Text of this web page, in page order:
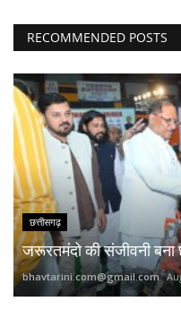
RECOMMENDED POSTS
छत्तीसगढ़
जरूरतमंदो की संजीवनी
bhavtarini.com@gmail.com